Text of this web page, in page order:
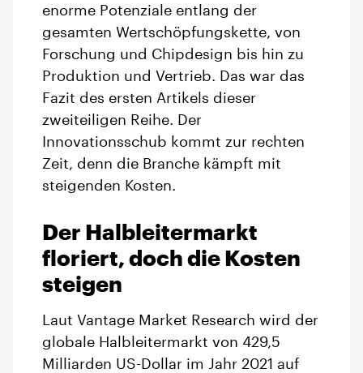
enorme Potenziale entlang der
gesamten Wertschöpfungskette, von
Forschung und Chipdesign bis hin zu
Produktion und Vertrieb. Das war das
Fazit des ersten Artikels dieser
zweiteiligen Reihe. Der
Innovationsschub kommt zur rechten
Zeit, denn die Branche kämpft mit
steigenden Kosten.
Der Halbleitermarkt
floriert, doch die Kosten
steigen
Laut Vantage Market Research wird der
globale Halbleitermarkt von 429,5
Milliarden US-Dollar im Jahr 2021 auf